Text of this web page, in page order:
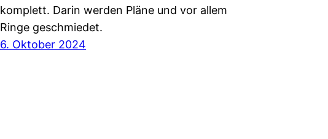
komplett. Darin werden Pläne und vor allem
Ringe geschmiedet.
6. Oktober 2024